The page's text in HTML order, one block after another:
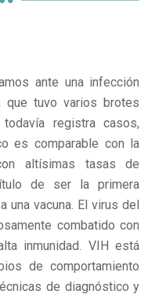
ante una infección
tuvo varios brotes
registra casos,
es comparable con la
altísimas tasas de
de ser la primera
una vacuna. El virus del
combatido con
inmunidad. VIH está
de comportamiento
de diagnóstico y